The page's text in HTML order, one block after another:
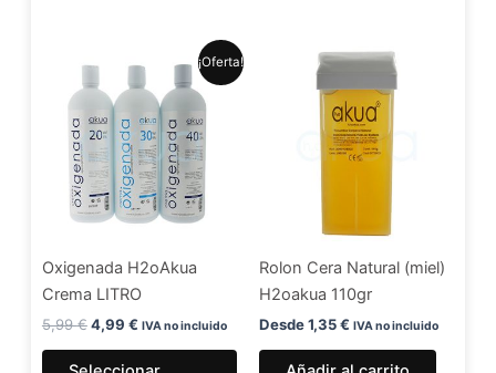
¡Oferta!
Oxigenada H2oAkua
Crema LITRO
5,99€
original
era:
5,99 €.
4,99 €
precio
actual
4,99 €.
IVA no incluido
Este
producto
pueden
elegir
la
Rolon Cera Natural (miel)
H2oakua 110gr
Desde1,35€ IVA no incluido